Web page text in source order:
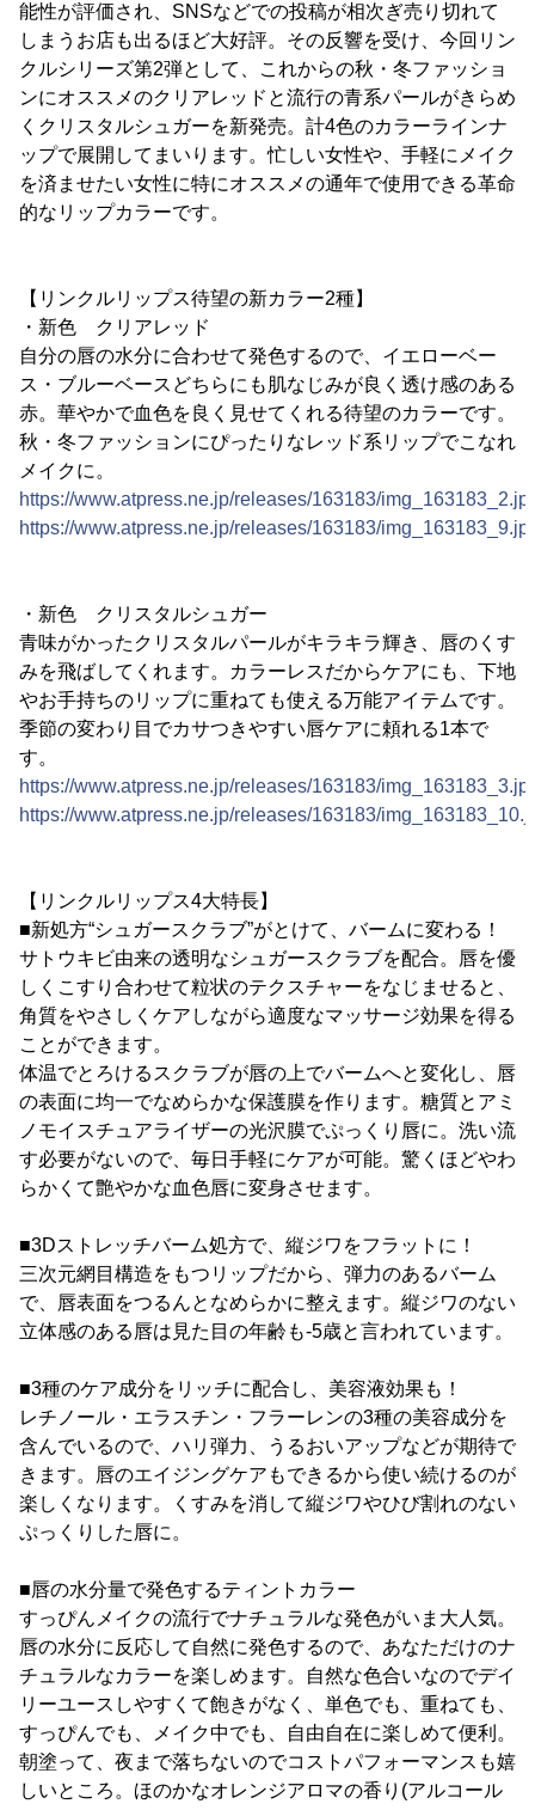
能性が評価され、SNSなどでの投稿が相次ぎ売り切れて
しまうお店も出るほど大好評。その反響を受け、今回リン
クルシリーズ第2弾として、これからの秋・冬ファッショ
ンにオススメのクリアレッドと流行の青系パールがきらめ
くクリスタルシュガーを新発売。計4色のカラーラインナ
ップで展開してまいります。忙しい女性や、手軽にメイク
を済ませたい女性に特にオススメの通年で使用できる革命
的なリップカラーです。
【リンクルリップス待望の新カラー2種】
・新色 クリアレッド
自分の唇の水分に合わせて発色するので、イエローベー
ス・ブルーベースどちらにも肌なじみが良く透け感のある
赤。華やかで血色を良く見せてくれる待望のカラーです。
秋・冬ファッションにぴったりなレッド系リップでこなれ
メイクに。
https://www.atpress.ne.jp/releases/163183/
https://www.atpress.ne.jp/releases/163183/
・新色 クリスタルシュガー
青味がかったクリスタルパールがキラキラ輝き、唇のくす
みを飛ばしてくれます。カラーレスだからケアにも、下地
やお手持ちのリップに重ねても使える万能アイテムです。
季節の変わり目でカサつきやすい唇ケアに頼れる1本で
す。
https://www.atpress.ne.jp/releases/163183/
https://www.atpress.ne.jp/releases/163183/
【リンクルリップス4大特長】
■新処方“シュガースクラブ”がとけて、バームに変わる！
サトウキビ由来の透明なシュガースクラブを配合。唇を優
しくこすり合わせて粒状のテクスチャーをなじませると、
角質をやさしくケアしながら適度なマッサージ効果を得る
ことができます。
体温でとろけるスクラブが唇の上でバームへと変化し、唇
の表面に均一でなめらかな保護膜を作ります。糖質とアミ
ノモイスチュアライザーの光沢膜でぷっくり唇に。洗い流
す必要がないので、毎日手軽にケアが可能。驚くほどやわ
らかくて艶やかな血色唇に変身させます。
■3Dストレッチバーム処方で、縦ジワをフラットに！
三次元網目構造をもつリップだから、弾力のあるバーム
で、唇表面をつるんとなめらかに整えます。縦ジワのない
立体感のある唇は見た目の年齢も-5歳と言われています。
■3種のケア成分をリッチに配合し、美容液効果も！
レチノール・エラスチン・フラーレンの3種の美容成分を
含んでいるので、ハリ弾力、うるおいアップなどが期待で
きます。唇のエイジングケアもできるから使い続けるのが
楽しくなります。くすみを消して縦ジワやひび割れのない
ぷっくりした唇に。
■唇の水分量で発色するティントカラー
すっぴんメイクの流行でナチュラルな発色がいま大人気。
唇の水分に反応して自然に発色するので、あなただけのナ
チュラルなカラーを楽しめます。自然な色合いなのでデイ
リーユースしやすくて飽きがなく、単色でも、重ねても、
すっぴんでも、メイク中でも、自由自在に楽しめて便利。
朝塗って、夜まで落ちないのでコストパフォーマンスも嬉
しいところ。ほのかなオレンジアロマの香り(アルコール